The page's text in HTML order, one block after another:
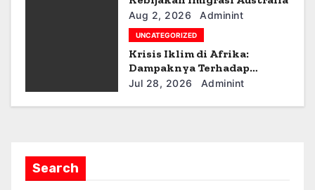
Aug 2, 2026 Adminint
UNCATEGORIZED
Krisis Iklim di Afrika:
Dampaknya Terhadap
Ekonomi dan Masyarakat
Jul 28, 2026 Adminint
Search